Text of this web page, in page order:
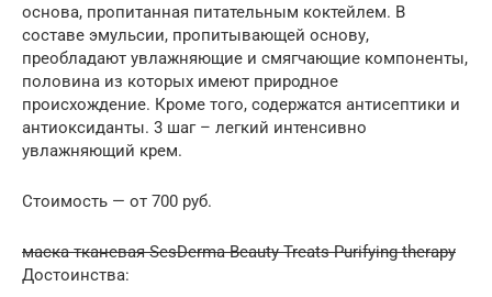
основа, пропитанная питательным коктейлем. В
составе эмульсии, пропитывающей основу,
преобладают увлажняющие и смягчающие компоненты,
половина из которых имеют природное
происхождение. Кроме того, содержатся антисептики и
антиоксиданты. 3 шаг – легкий интенсивно
увлажняющий крем.
Стоимость — от 700 руб.
маска тканевая SesDerma Beauty Treats Purifying therapy
Достоинства: